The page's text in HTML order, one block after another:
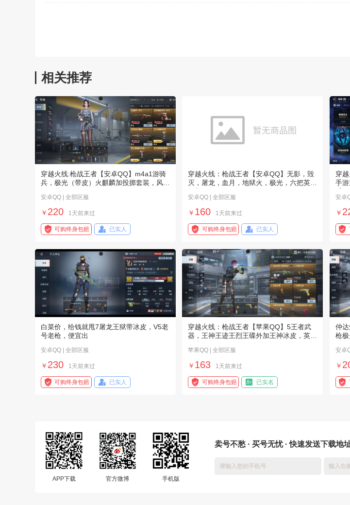
相关推荐
穿越火线:枪战王者【安卓QQ】m4a1游骑
兵，极光（带皮）火麒麟加投掷套装，风之
安卓QQ | 全部区服
￥ 220 1天前来过
可购终身包赔 已实人
穿越火线：枪战王者【安卓QQ】无影，毁
灭，屠龙，血月，地狱火，极光，六把英雄
安卓QQ | 全部区服
￥ 160 1天前来过
可购终身包赔 已实人
穿
手游
安卓
￥
白菜价，给钱就甩7屠龙王狱带冰皮，V5老
号老枪，便宜出
安卓QQ | 全部区服
￥ 230 1天前来过
可购终身包赔 已实人
穿越火线：枪战王者【苹果QQ】5王者武
器，王神王迹王烈王碟外加王神冰皮，英雄
苹果QQ | 全部区服
￥ 163 1天前来过
可购终身包赔 已实名
仲
枪
安卓
￥
APP下载 官方微博 手机版
卖号不愁 · 买号无忧 · 快速发送下载地